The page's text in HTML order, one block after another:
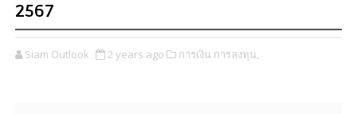
2567
Siam Outlook 2 years ago การเงิน การลงทุน,